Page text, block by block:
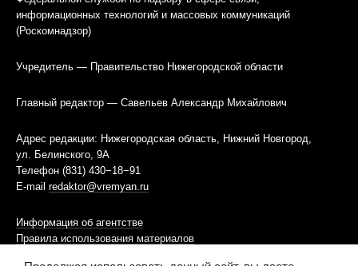
информационных технологий и массовых коммуникаций
(Роскомнадзор)
Учредитель — Правительство Нижегородской области
Главный редактор — Савельев Александр Михайлович
Адрес редакции: Нижегородская область, Нижний Новгород,
ул. Белинского, 9А
Телефон (831) 430−18−91
E-mail redaktor@vremyan.ru
Информация об агентстве
Правила использования материалов